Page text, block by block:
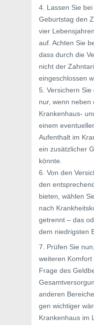
4. Lassen Sie
Geburtstag den
vier
auf. Achten Sie
dass durch die
nicht der
eingeschlossen
5. Versichern
nur, wenn neben
Krankenhaus-
einem
Aufenthalt im
ein zusätzlicher
könnte.
6. Von den
den
bieten, wählen
nach
getrennt – das
dem niedrigsten
7. Prüfen Sie
weiteren
Frage des
anderen
gen wichtiger
Krankenhaus im